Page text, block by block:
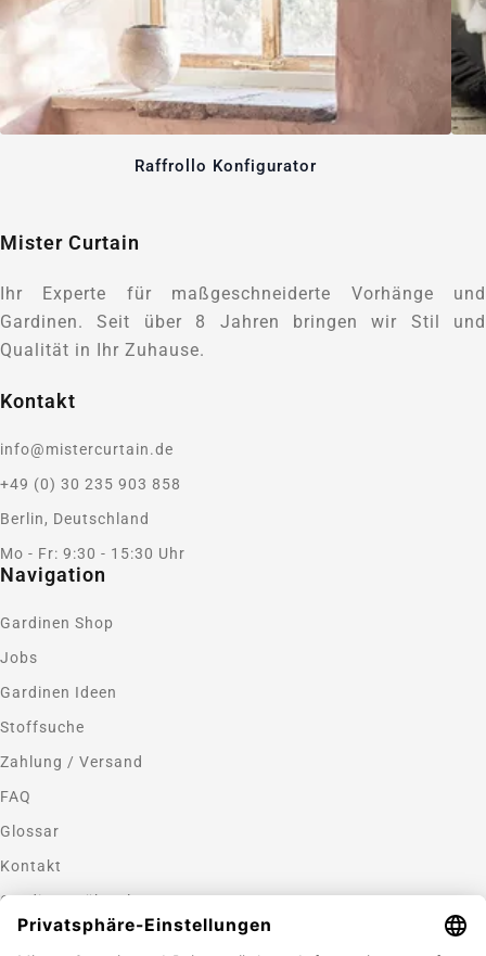
Raffrollo Konfigurator
Mister Curtain
Ihr Experte für maßgeschneiderte Vorhänge und
Gardinen. Seit über 8 Jahren bringen wir Stil und
Qualität in Ihr Zuhause.
Kontakt
info@mistercurtain.de
+49 (0) 30 235 903 858
Berlin, Deutschland
Mo - Fr: 9:30 - 15:30 Uhr
Navigation
Gardinen Shop
Jobs
Gardinen Ideen
Stoffsuche
Zahlung / Versand
FAQ
Glossar
Kontakt
Gardinen nähen lassen
Zahlungsmethoden